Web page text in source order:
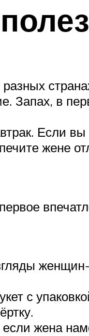
Запах, в
Если
жене
с
жена